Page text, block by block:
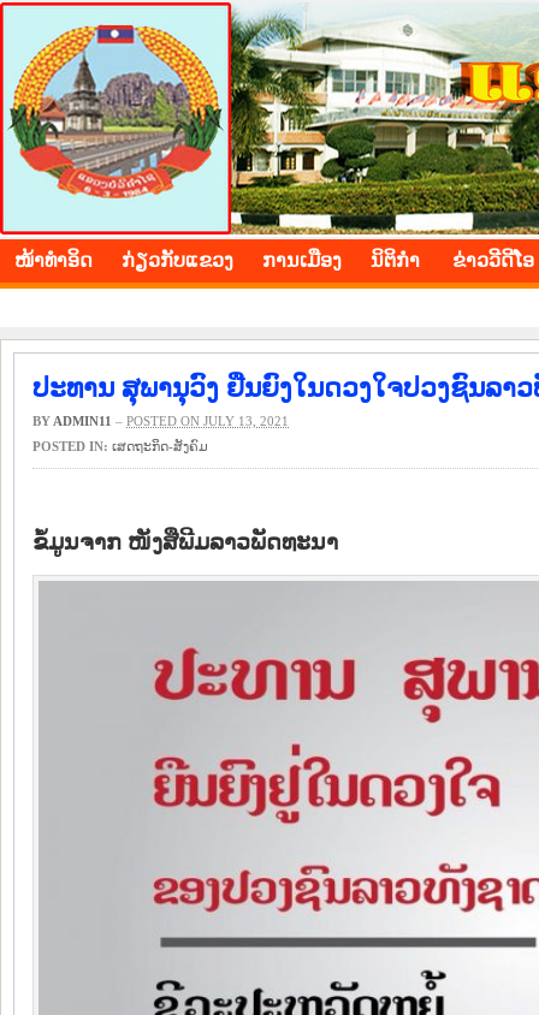
BOLIKHAMXAY PROVINCE
ໜ້າ​ທຳ​ອິດ ​ກ່ຽວ​ກັບ​ແຂວງ ​ການ​ເມືອງ ນິ​ຕິ​ກຳ ຂ່າວ​ວີ​ດີ​ໂອ
ປະທານ ສຸພານຸວົງ ຢືນຍົງໃນດວງໃຈປວງຊົນລາ
BY ADMIN11 – POSTED ON JULY 13, 2021
POSTED IN: ​ເສດ​ຖະ​ກິດ-ສັງ​ຄົມ
ຂໍ້ມູນຈາກ ໜັງສືພີມລາວພັດທະນາ